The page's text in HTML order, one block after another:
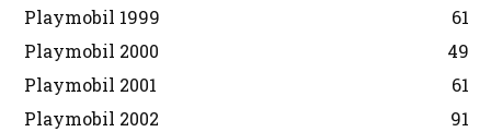
Playmobil 1999
61
Playmobil 2000
49
Playmobil 2001
61
Playmobil 2002
91